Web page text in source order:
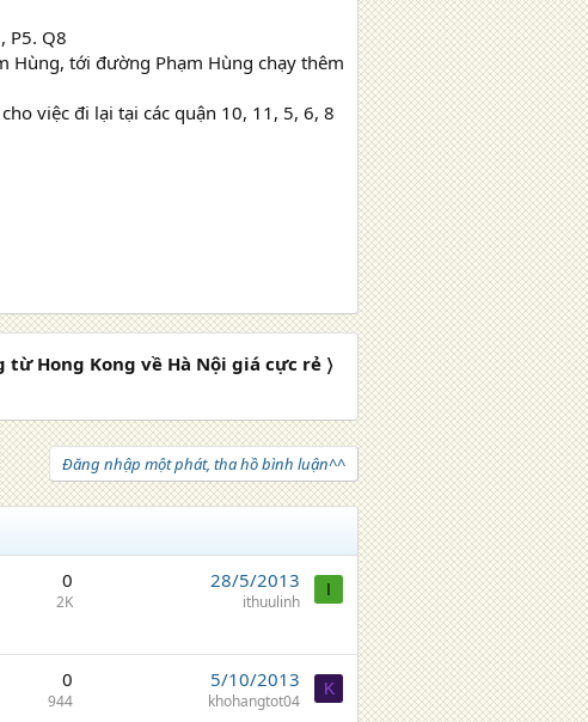
P5. Q8
Hùng, tới đường Phạm Hùng chạy thêm
việc đi lại tại các quận 10, 11, 5, 6, 8
từ Hong Kong về Hà Nội giá cực rẻ 〉
Đăng nhập một phát, tha hồ bình luận^^
0
2K
28/5/2013
ithuulinh
I
0
944
5/10/2013
khohangtot04
K